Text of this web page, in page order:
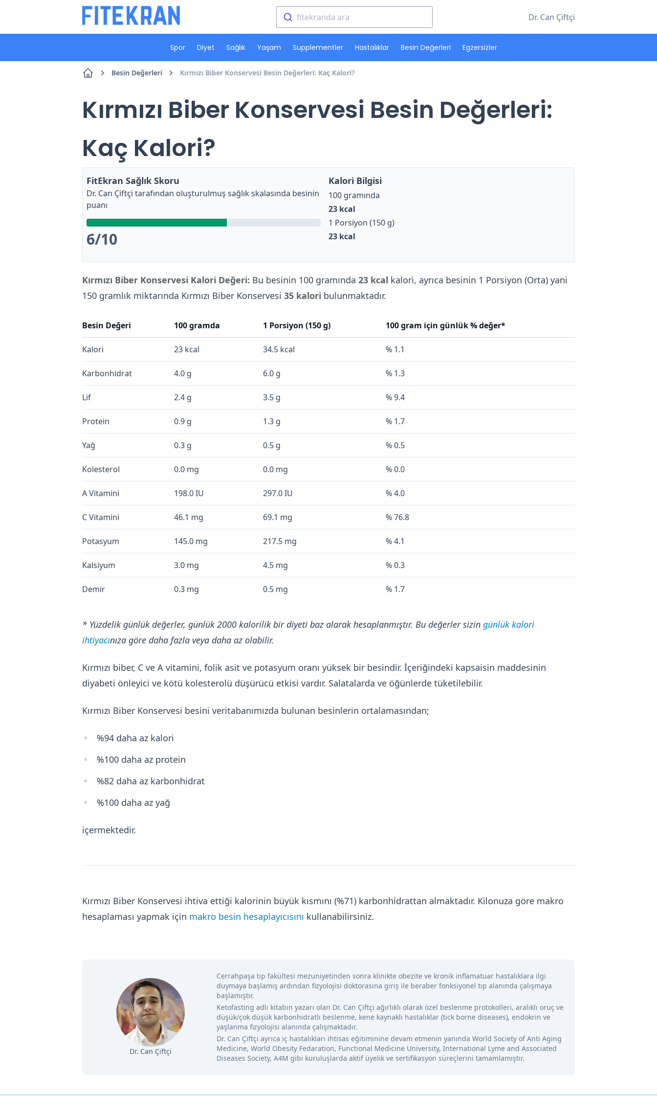
fitekranda ara Dr. Can Çiftçi
Spor Diyet Sağlık Yaşam Supplementler Hastalıklar Besin Değerleri Egzersizler
Besin Değerleri Kırmızı Biber Konservesi Besin Değerleri: Kaç Kalori?
Kırmızı Biber Konservesi Besin Değerleri:
Kaç Kalori?
FitEkran Sağlık Skoru
Dr. Can Çiftçi tarafından oluşturulmuş sağlık skalasında besinin
puanı
6/10
Kalori Bilgisi
100 gramında
23 kcal
1 Porsiyon (150 g)
23 kcal
Kırmızı Biber Konservesi Kalori Değeri: Bu besinin 100 gramında 23 kcal kalori, ayrıca besinin 1 Porsiyon (Orta) yani
150 gramlık miktarında Kırmızı Biber Konservesi 35 kalori bulunmaktadır.
Besin Değeri 100 gramda 1 Porsiyon (150 g) 100 gram için günlük % değer*
Kalori 23 kcal 34.5 kcal % 1.1
Karbonhidrat 4.0 g 6.0 g % 1.3
Lif 2.4 g 3.5 g % 9.4
Protein 0.9 g 1.3 g % 1.7
Yağ 0.3 g 0.5 g % 0.5
Kolesterol 0.0 mg 0.0 mg % 0.0
A Vitamini 198.0 IU 297.0 IU % 4.0
C Vitamini 46.1 mg 69.1 mg % 76.8
Potasyum 145.0 mg 217.5 mg % 4.1
Kalsiyum 3.0 mg 4.5 mg % 0.3
Demir 0.3 mg 0.5 mg % 1.7
* Yüzdelik günlük değerler, günlük 2000 kalorilik bir diyeti baz alarak hesaplanmıştır. Bu değerler sizin günlük kalori
ihtiyacınıza göre daha fazla veya daha az olabilir.
Kırmızı biber, C ve A vitamini, folik asit ve potasyum oranı yüksek bir besindir. İçeriğindeki kapsaisin maddesinin
diyabeti önleyici ve kötü kolesterolü düşürücü etkisi vardır. Salatalarda ve öğünlerde tüketilebilir.
Kırmızı Biber Konservesi besini veritabanımızda bulunan besinlerin ortalamasından;
%94 daha az kalori
%100 daha az protein
%82 daha az karbonhidrat
%100 daha az yağ
içermektedir.
Kırmızı Biber Konservesi ihtiva ettiği kalorinin büyük kısmını (%71) karbonhidrattan almaktadır. Kilonuza göre makro
hesaplaması yapmak için makro besin hesaplayıcısını kullanabilirsiniz.
Dr. Can Çiftçi
Cerrahpaşa tıp fakültesi mezuniyetinden sonra klinikte obezite ve kronik inflamatuar hastalıklara ilgi
duymaya başlamış ardından fizyolojisi doktorasına giriş ile beraber fonksiyonel tıp alanında çalışmaya
başlamıştır.
Ketofasting adlı kitabın yazarı olan Dr. Can Çiftçi ağırlıklı olarak özel beslenme protokolleri, aralıklı oruç ve
düşük/çok düşük karbonhidratlı beslenme, kene kaynaklı hastalıklar (tick borne diseases), endokrin ve
yaşlanma fizyolojisi alanında çalışmaktadır.
Dr. Can Çiftçi ayrıca iç hastalıkları ihtisas eğitiminine devam etmenin yanında World Society of Anti Aging
Medicine, World Obesity Fedaration, Functional Medicine University, International Lyme and Associated
Diseases Society, A4M gibi kuruluşlarda aktif üyelik ve sertifikasyon süreçlerini tamamlamıştır.